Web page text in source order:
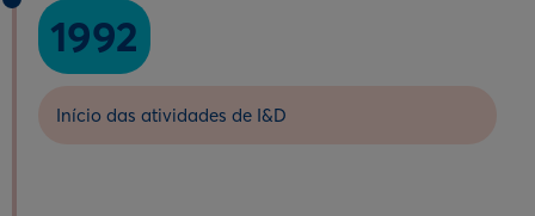
1992
Início das atividades de I&D